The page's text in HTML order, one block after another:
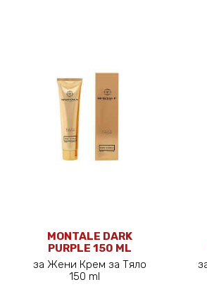
MONTALE DARK
PURPLE 150 ML
за Жени Крем за Тяло
150 ml